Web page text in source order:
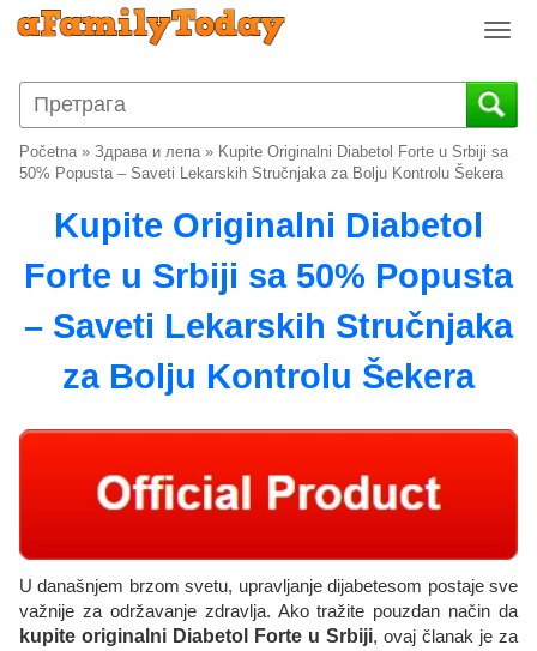
T
g
g
i
a
n
Početna» Здрава и лепа» Kupite Originalni Diabetol Forte u Srbiji sa
50% Popusta – Saveti Lekarskih Stručnjaka za Bolju Kontrolu Šekera
Kupite Originalni Diabetol
Forte u Srbiji sa 50% Popusta
– Saveti Lekarskih Stručnjaka
za Bolju Kontrolu Šekera
U današnjem brzom svetu, upravljanje dijabetesom postaje sve
važnije za održavanje zdravlja. Ako tražite pouzdan način da
kupite originalni Diabetol Forte u Srbiji, ovaj članak je za